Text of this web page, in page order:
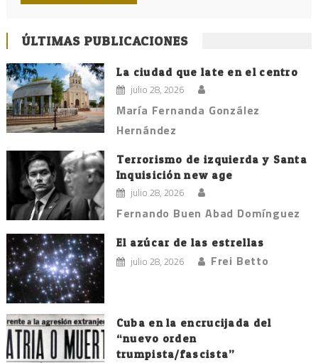
ÚLTIMAS PUBLICACIONES
La ciudad que late en el centro
julio 28, 2026
María Fernanda González
Hernández
Terrorismo de izquierda y Santa
Inquisición new age
julio 28, 2026
Fernando Buen Abad Domínguez
El azúcar de las estrellas
julio 28, 2026 Frei Betto
Cuba en la encrucijada del
“nuevo orden
trumpista/fascista”